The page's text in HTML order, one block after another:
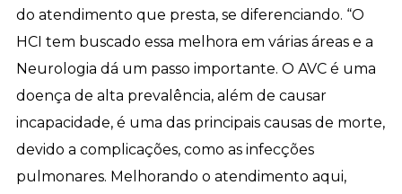
do atendimento que presta, se diferenciando. “O
HCI tem buscado essa melhora em várias áreas e a
Neurologia dá um passo importante. O AVC é uma
doença de alta prevalência, além de causar
incapacidade, é uma das principais causas de morte,
devido a complicações, como as infecções
pulmonares. Melhorando o atendimento aqui,